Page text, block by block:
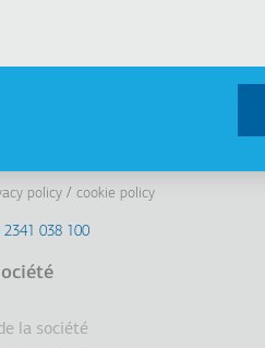
YoutubeInstagram
policy cookie policy
2341 038 100
la société